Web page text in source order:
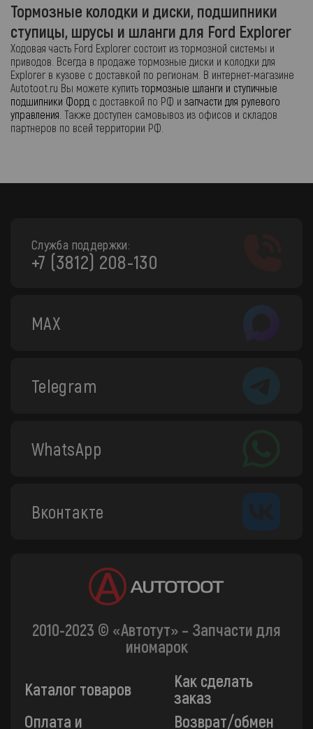
Тормозные колодки и диски, подшипники
ступицы, шрусы и шланги для Ford Explorer
Ходовая часть Ford Explorer состоит из тормозной системы и
приводов. Всегда в продаже тормозные диски и колодки для
Explorer в кузове с доставкой по регионам. В интернет-магазине
Autotoot.ru Вы можете купить тормозные шланги и ступичные
подшипники Форд с доставкой по РФ и запчасти для рулевого
управления . Также доступен самовывоз из офисов и складов
партнеров по всей территории РФ.
Служба поддержки:
+7 (3812) 208-130
MAX
Telegram
WhatsApp
Вконтакте
2010-2023 © «Автотут» – Запчасти для
иномарок
Каталог товаров
Как сделать
заказ
Оплата и
Возврат/обмен